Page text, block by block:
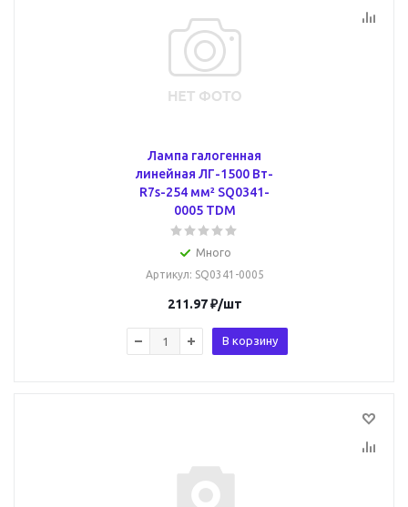
Лампа галогенная
линейная ЛГ-1500 Вт-
R7s-254 мм² SQ0341-
0005 TDM
Много
Артикул: SQ0341-0005
211.97₽/шт
В корзину